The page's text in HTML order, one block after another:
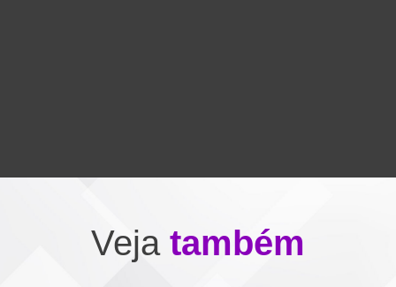
Veja também